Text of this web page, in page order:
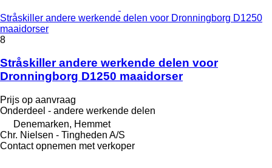
Stråskiller andere werkende delen voor Dronningborg D1250
maaidorser
8
Stråskiller andere werkende delen voor
Dronningborg D1250 maaidorser
Prijs op aanvraag
Onderdeel - andere werkende delen
Denemarken, Hemmet
Chr. Nielsen - Tingheden A/S
Contact opnemen met verkoper